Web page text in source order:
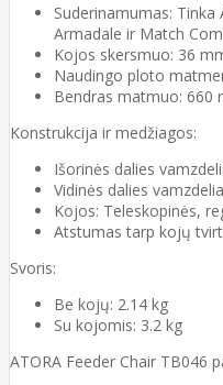
Suderinamumas: Tinka
Armadale ir Match
Kojos skersmuo: 36
Naudingo ploto
Bendras matmuo: 660
Konstrukcija ir medžiagos:
Išorinės dalies
Vidinės dalies
Kojos: Teleskopinės,
Atstumas tarp kojų
Svoris:
Be kojų: 2.14 kg
Su kojomis: 3.2 kg
ATORA Feeder Chair TB046